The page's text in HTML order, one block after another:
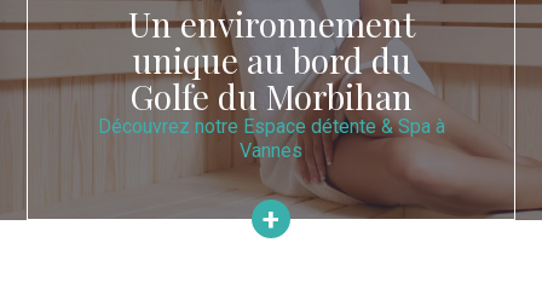
Un environnement
unique au bord du
Golfe du Morbihan
Découvrez notre Espace détente & Spa à
Vannes